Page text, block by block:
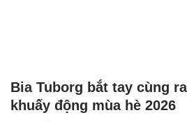
Bia Tuborg bắt tay cùng
khuấy động mùa hè 2026